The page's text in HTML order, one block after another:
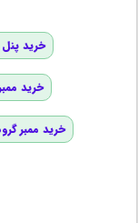
خرید پنل
خرید
خرید ممبر